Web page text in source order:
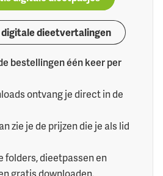
digitale dieetvertalingen
bestellingen één keer per
ontvang je direct in de
zie je de prijzen die je als lid
folders, dieetpassen en